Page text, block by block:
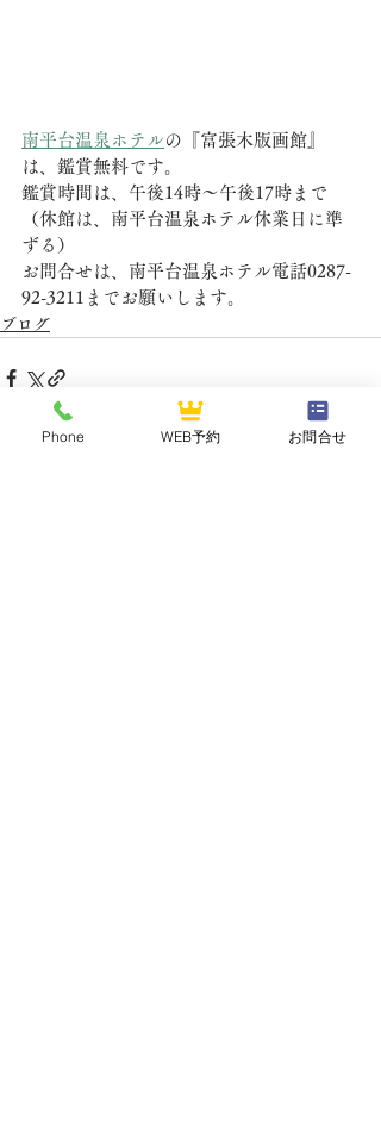
南平台温泉ホテルの『富張木版画館』
は、鑑賞無料です。
鑑賞時間は、午後14時～午後17時まで
（休館は、南平台温泉ホテル休業日に準
ずる）
お問合せは、南平台温泉ホテル電話0287-
92-3211までお願いします。
ブログ
Phone WEB予約 お問合せ